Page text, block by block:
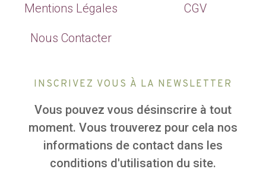
Mentions Légales CGV
Nous Contacter
INSCRIVEZ VOUS À LA NEWSLETTER
Vous pouvez vous désinscrire à tout
moment. Vous trouverez pour cela nos
informations de contact dans les
conditions d'utilisation du site.